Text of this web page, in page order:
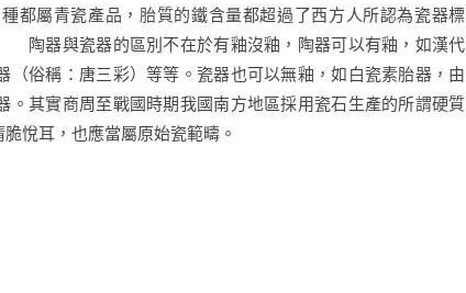
都屬青瓷產品，胎質的鐵含量都超過了西方人所認為瓷器標
陶器與瓷器的區別不在於有釉沒釉，陶器可以有釉，如漢代
（俗稱：唐三彩）等等。瓷器也可以無釉，如白瓷素胎器，由
。其實商周至戰國時期我國南方地區採用瓷石生產的所謂硬質
悅耳，也應當屬原始瓷範疇。